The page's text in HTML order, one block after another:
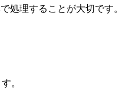
処理することが大切です。
。